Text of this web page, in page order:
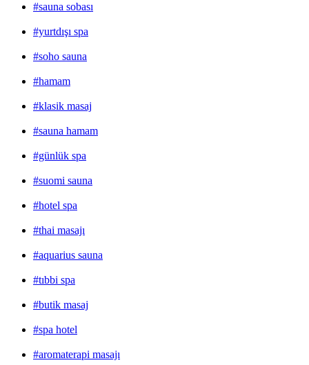
#sauna sobası
#yurtdışı spa
#soho sauna
#hamam
#klasik masaj
#sauna hamam
#günlük spa
#suomi sauna
#hotel spa
#thai masajı
#aquarius sauna
#tıbbi spa
#butik masaj
#spa hotel
#aromaterapi masajı